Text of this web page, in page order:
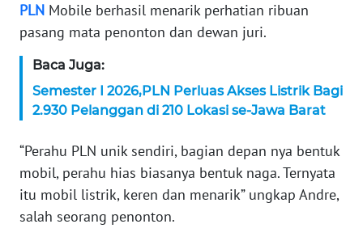
PLN Mobile berhasil menarik perhatian ribuan
pasang mata penonton dan dewan juri.
Baca Juga:
Semester I 2026,PLN Perluas Akses Listrik Bagi
2.930 Pelanggan di 210 Lokasi se-Jawa Barat
“Perahu PLN unik sendiri, bagian depan nya bentuk
mobil, perahu hias biasanya bentuk naga. Ternyata
itu mobil listrik, keren dan menarik” ungkap Andre,
salah seorang penonton.
News
Regional
WN
SUMUT
JAKARTA
WN
JABAR